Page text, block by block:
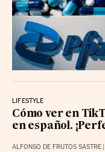
LIFESTYLE
Cómo ver en
en español.
ALFONSO DE FRUTOS SASTRE